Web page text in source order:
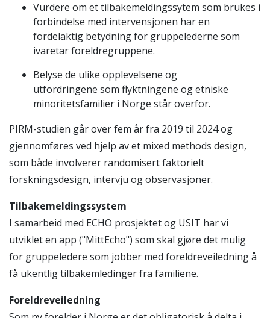
Vurdere om et tilbakemeldingssytem som brukes i
forbindelse med intervensjonen har en
fordelaktig betydning for gruppelederne som
ivaretar foreldregruppene.
Belyse de ulike opplevelsene og
utfordringene som flyktningene og etniske
minoritetsfamilier i Norge står overfor.
PIRM-studien går over fem år fra 2019 til 2024 og
gjennomføres ved hjelp av et mixed methods design,
som både involverer randomisert faktorielt
forskningsdesign, intervju og observasjoner.
Tilbakemeldingssystem
I samarbeid med ECHO prosjektet og USIT har vi
utviklet en app ("MittEcho") som skal gjøre det mulig
for gruppeledere som jobber med foreldreveiledning å
få ukentlig tilbakemledinger fra familiene.
Foreldreveiledning